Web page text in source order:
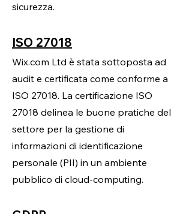
sicurezza.
ISO 27018
Wix.com Ltd è stata sottoposta ad
audit e certificata come conforme a
ISO 27018. La certificazione ISO
27018 delinea le buone pratiche del
settore per la gestione di
informazioni di identificazione
personale (PII) in un ambiente
pubblico di cloud-computing.